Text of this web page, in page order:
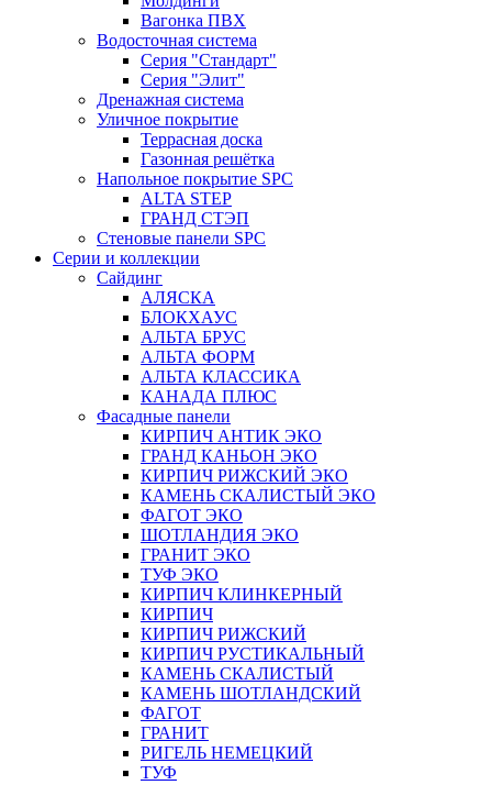
Вагонка ПВХ
Водосточная система
Серия "Стандарт"
Серия "Элит"
Дренажная система
Уличное покрытие
Террасная доска
Газонная решётка
Напольное покрытие SPC
ALTA STEP
ГРАНД СТЭП
Стеновые панели SPC
Серии и коллекции
Сайдинг
АЛЯСКА
БЛОКХАУС
АЛЬТА БРУС
АЛЬТА ФОРМ
АЛЬТА КЛАССИКА
КАНАДА ПЛЮС
Фасадные панели
КИРПИЧ АНТИК ЭКО
ГРАНД КАНЬОН ЭКО
КИРПИЧ РИЖСКИЙ ЭКО
КАМЕНЬ СКАЛИСТЫЙ ЭКО
ФАГОТ ЭКО
ШОТЛАНДИЯ ЭКО
ГРАНИТ ЭКО
ТУФ ЭКО
КИРПИЧ КЛИНКЕРНЫЙ
КИРПИЧ
КИРПИЧ РИЖСКИЙ
КИРПИЧ РУСТИКАЛЬНЫЙ
КАМЕНЬ СКАЛИСТЫЙ
КАМЕНЬ ШОТЛАНДСКИЙ
ФАГОТ
ГРАНИТ
РИГЕЛЬ НЕМЕЦКИЙ
ТУФ